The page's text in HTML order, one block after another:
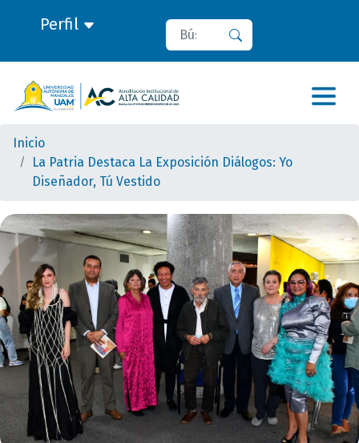
Perfil Buscar
Inicio
La Patria Destaca La Exposición Diálogos: Yo
Diseñador, Tú Vestido